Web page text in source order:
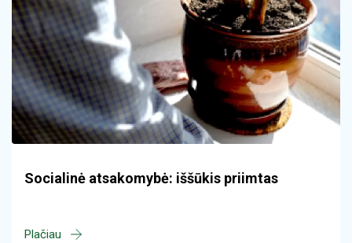
Socialinė atsakomybė: iššūkis priimtas
Plačiau